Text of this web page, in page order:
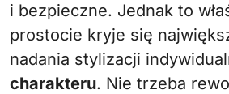
i bezpieczne. Jednak to
prostocie kryje się
nadania stylizacji
charakteru. Nie trzeba